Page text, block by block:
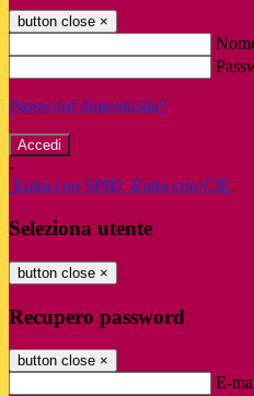
button close ×
Password dimenticata?
-
Entra con SPID Entra con CIE
Seleziona utente
button close ×
Recupero password
button close ×
E-